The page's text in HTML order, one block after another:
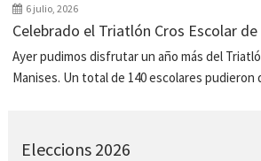
6 julio, 2026
Celebrado el Triatlón Cros Escolar de
Ayer pudimos disfrutar un año más del
Manises. Un total de 140 escolares pudieron
Eleccions 2026